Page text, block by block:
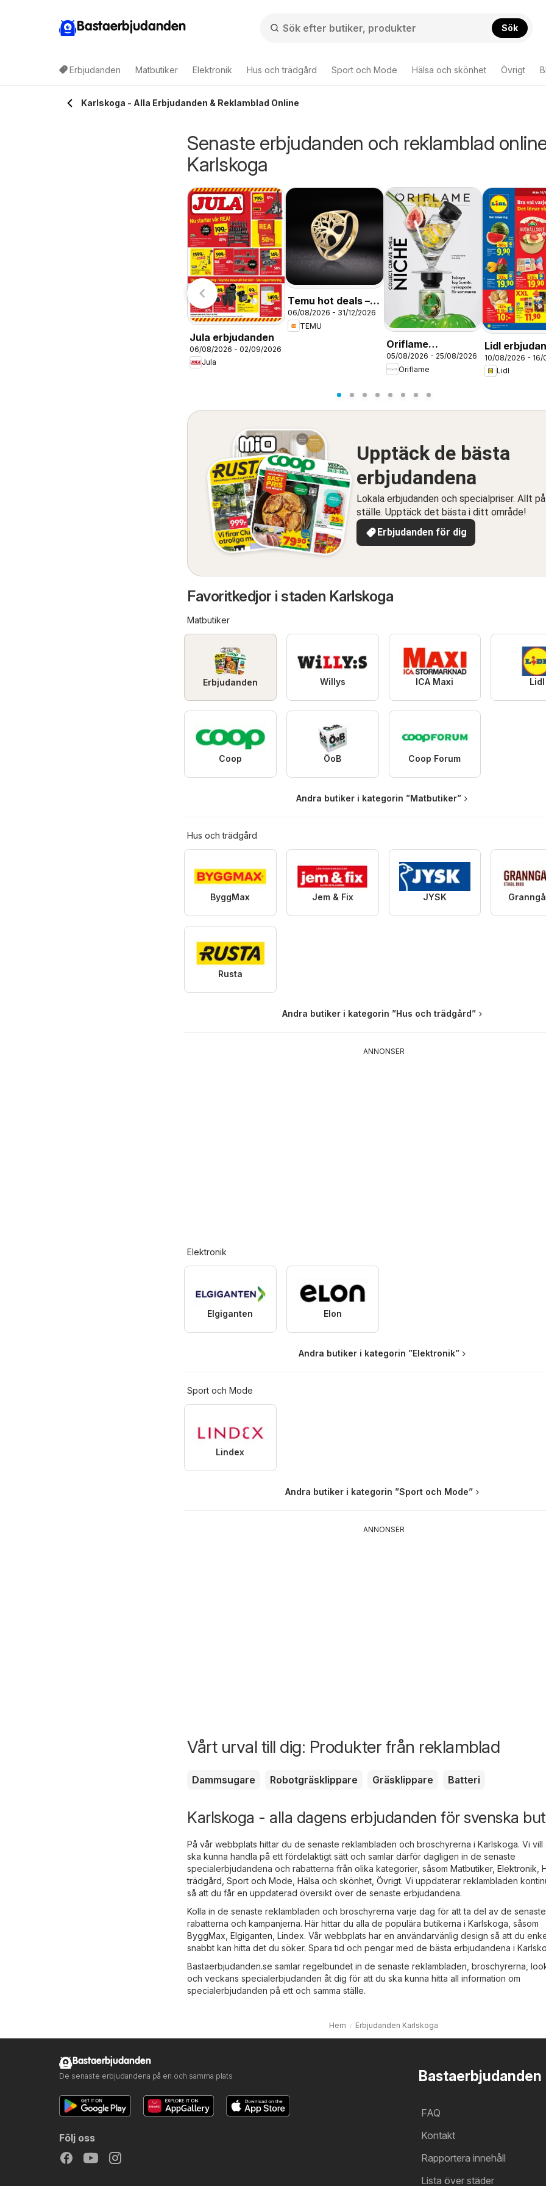
Bastaerbjudanden Sök
Erbjudanden Matbutiker Elektronik Hus och trädgård Sport och Mode Hälsa och skönhet Övrigt
Karlskoga - Alla Erbjudanden & Reklamblad Online
Senaste erbjudanden och reklamblad
Karlskoga
Jula erbjudanden
06/08/2026 - 02/09/2026
Jula
Temu hot deals –
Sweden
06/08/2026 - 31/12/2026
TEMU
Oriflame
erbjudanden 11/26
05/08/2026 - 25/08/2026
Oriflame
Lidl
10/08/2026 - 16/
Lidl
Upptäck de bästa
erbjudandena
Lokala erbjudanden och specialpriser. Allt
ställe. Upptäck det bästa i ditt område!
Erbjudanden för dig
Favoritkedjor i staden Karlskoga
Matbutiker
Erbjudanden Willys ICA Maxi Lidl
Coop ÖoB Coop Forum
Andra butiker i kategorin ”Matbutiker”
Hus och trädgård
ByggMax Jem & Fix JYSK
Rusta
Andra butiker i kategorin ”Hus och trädgård”
ANNONSER
Elektronik
Elgiganten Elon
Andra butiker i kategorin ”Elektronik”
Sport och Mode
Lindex
Andra butiker i kategorin ”Sport och Mode”
ANNONSER
Vårt urval till dig: Produkter från reklamblad
Dammsugare Robotgräsklippare Gräsklippare Batteri
Karlskoga - alla dagens erbjudanden för svenska
På vår webbplats hittar du de senaste reklambladen och broschyrerna i Karlskoga. Vi vill
ska kunna handla på ett fördelaktigt sätt och samlar därför dagligen in de senaste
specialerbjudandena och rabatterna från olika kategorier, såsom Matbutiker, Elektronik
trädgård Sport och Mode Hälsa och skönhet Övrigt. Vi uppdaterar reklambladen
så att du får en uppdaterad översikt över de senaste erbjudandena.
Kolla in de senaste reklambladen och broschyrerna varje dag för att ta del av de senaste
rabatterna och kampanjerna. Här hittar du alla de populära butikerna i Karlskoga, såsom
ByggMax Elgiganten Lindex. Vår webbplats har en användarvänlig design så att du
snabbt kan hitta det du söker. Spara tid och pengar med de bästa erbjudandena i
Bastaerbjudanden.se samlar regelbundet in de senaste reklambladen, broschyrerna,
och veckans specialerbjudanden åt dig för att du ska kunna hitta all information om
specialerbjudanden på ett och samma ställe.
Hem Erbjudanden Karlskoga
Bastaerbjudanden
FAQ
Kontakt
Rapportera innehåll
Lista över städer
Bastaerbjudanden
De senaste erbjudandena på en och samma plats
Följ oss